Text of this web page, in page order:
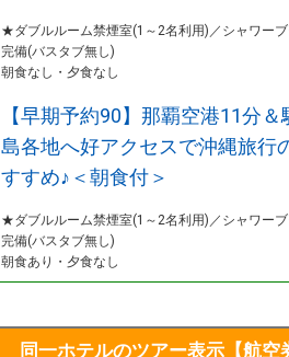
★ダブルルーム禁煙室(1～2名利用)／シャワー
完備(バスタブ無し)
朝食なし・夕食なし
【早期予約90】那覇空港11分
島各地へ好アクセスで沖縄旅行
すすめ♪＜朝食付＞
★ダブルルーム禁煙室(1～2名利用)／シャワー
完備(バスタブ無し)
朝食あり・夕食なし